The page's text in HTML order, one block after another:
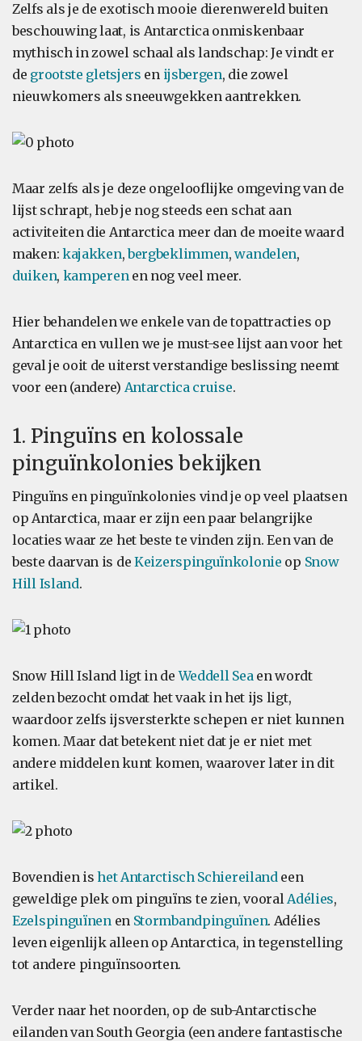
Zelfs als je de exotisch mooie dierenwereld buiten
beschouwing laat, is Antarctica onmiskenbaar
mythisch in zowel schaal als landschap: Je vindt er
de grootste gletsjers en ijsbergen, die zowel
nieuwkomers als sneeuwgekken aantrekken.
Maar zelfs als je deze ongelooflijke omgeving van de
lijst schrapt, heb je nog steeds een schat aan
activiteiten die Antarctica meer dan de moeite waard
maken: kajakken,bergbeklimmen,wandelen,
duiken, kamperenen nog veel meer.
Hier behandelen we enkele van de topattracties op
Antarctica en vullen we je must-see lijst aan voor het
geval je ooit de uiterst verstandige beslissing neemt
voor een (andere) Antarctica cruise.
1. Pinguïns en kolossale
pinguïnkolonies bekijken
Pinguïns en pinguïnkolonies vind je op veel plaatsen
op Antarctica, maar er zijn een paar belangrijke
locaties waar ze het beste te vinden zijn. Een van de
beste daarvan is de Keizerspinguïnkolonie op Snow
Hill Island.
Snow Hill Island ligt in deWeddell Seaen wordt
zelden bezocht omdat het vaak in het ijs ligt,
waardoor zelfs ijsversterkte schepen er niet kunnen
komen. Maar dat betekent niet dat je er niet met
andere middelen kunt komen, waarover later in dit
artikel.
Bovendien ishet Antarctisch Schiereilandeen
geweldige plek om pinguïns te zien, vooralAdélies,
Ezelspinguïnenen Stormbandpinguïnen. Adélies
leven eigenlijk alleen op Antarctica, in tegenstelling
tot andere pinguïnsoorten.
Verder naar het noorden, op de sub-Antarctische
eilanden van South Georgia (een andere fantastische